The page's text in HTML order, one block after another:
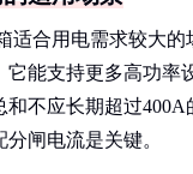
适合用电需求较大
它能支持更多高功率
和不应长期超过400A
闸电流是关键。